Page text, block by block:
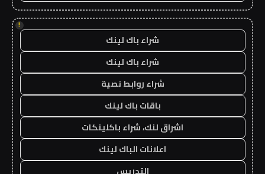
!
شراء باك لينك
شراء باك لينك
شراء روابط نصية
باقات باك لينك
اشراق لنك، شراء باكلينكات
اعلانات الباك لينك
التدريس